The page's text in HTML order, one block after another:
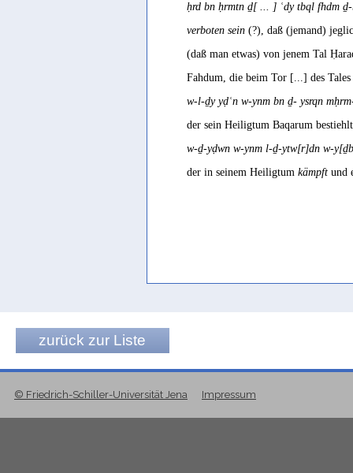
ḥrd bn ḥrmtn ḏ[ ... ] ʿdy tbql fhdm
verboten sein (?), daß (jemand)
(daß man etwas) von jenem Tal
Fahdum, die beim Tor [...] des
w-l-ḏy yḍʿn w-ynm bn ḏ- ysrqn
der sein Heiligtum Baqarum
w-ḏ-yḍwn w-ynm l-ḏ-ytw[r]dn w-
der in seinem Heiligtum kämpft und
zurück zur Liste
© Friedrich-Schiller-Universität Jena Impressum